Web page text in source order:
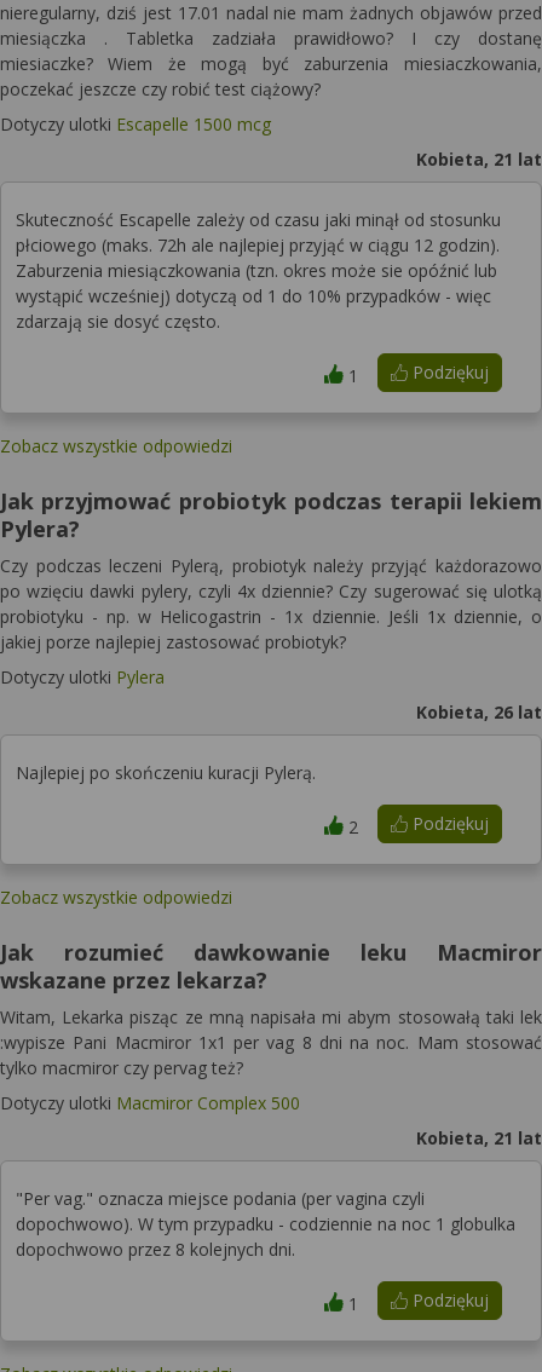
nieregularny, dziś jest 17.01 nadal nie mam żadnych objawów przed
miesiączka . Tabletka zadziała prawidłowo? I czy dostanę
miesiaczke? Wiem że mogą być zaburzenia miesiaczkowania,
poczekać jeszcze czy robić test ciążowy?
Dotyczy ulotki Escapelle 1500 mcg
Kobieta, 21 lat
Skuteczność Escapelle zależy od czasu jaki minął od stosunku
płciowego (maks. 72h ale najlepiej przyjąć w ciągu 12 godzin).
Zaburzenia miesiączkowania (tzn. okres może sie opóźnić lub
wystąpić wcześniej) dotyczą od 1 do 10% przypadków - więc
zdarzają sie dosyć często.
Podziękuj
1
Zobacz wszystkie odpowiedzi
Jak przyjmować probiotyk podczas terapii lekiem
Pylera?
Czy podczas leczeni Pylerą, probiotyk należy przyjąć każdorazowo
po wzięciu dawki pylery, czyli 4x dziennie? Czy sugerować się ulotką
probiotyku - np. w Helicogastrin - 1x dziennie. Jeśli 1x dziennie, o
jakiej porze najlepiej zastosować probiotyk?
Dotyczy ulotki Pylera
Kobieta, 26 lat
Najlepiej po skończeniu kuracji Pylerą.
Podziękuj
2
Zobacz wszystkie odpowiedzi
Jak rozumieć dawkowanie leku Macmiror
wskazane przez lekarza?
Witam, Lekarka pisząc ze mną napisała mi abym stosowałą taki lek
:wypisze Pani Macmiror 1x1 per vag 8 dni na noc. Mam stosować
tylko macmiror czy pervag też?
Dotyczy ulotki Macmiror Complex 500
Kobieta, 21 lat
"Per vag." oznacza miejsce podania (per vagina czyli
dopochwowo). W tym przypadku - codziennie na noc 1 globulka
dopochwowo przez 8 kolejnych dni.
Podziękuj
1